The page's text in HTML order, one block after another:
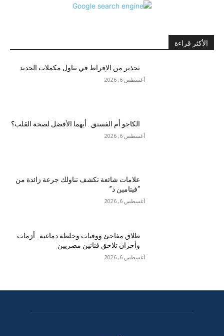
الأكثر قراءة
تحذير من الإفراط في تناول مكملات الحديد
أغسطس 6, 2026
الكاجو أم الفستق.. أيهما الأفضل لصحة القلب؟
أغسطس 6, 2026
علامات شائعة تكشف تناولك جرعة زائدة من
“فيتامين د”
أغسطس 6, 2026
طلاق مفاجئ ووفيات وجلطة دماغية.. أزمات
وأحزان تلاحق فنانين مصريين
أغسطس 6, 2026